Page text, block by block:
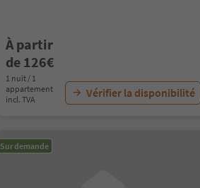
À partir
de 126€
1 nuit / 1
appartement
incl. TVA
Vérifier la disponibilité
Sur demande